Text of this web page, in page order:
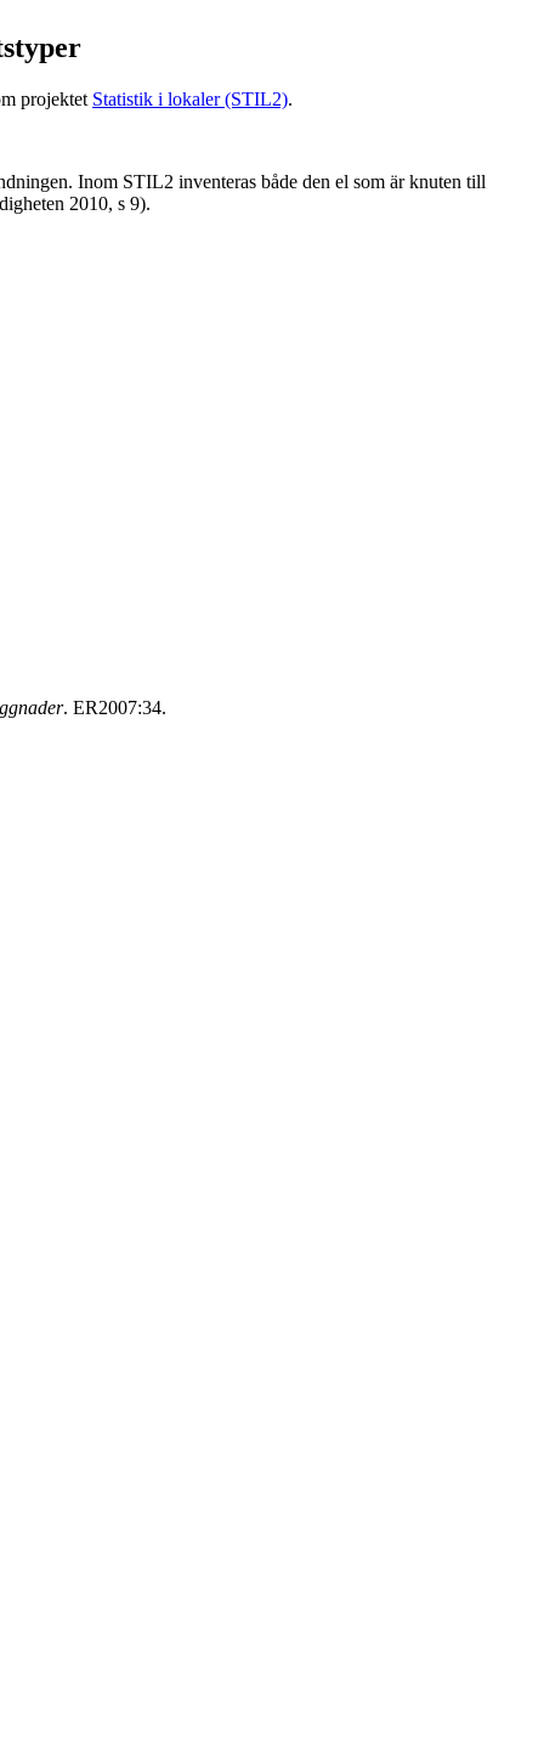
projektet Statistik i lokaler (STIL2).
Inom STIL2 inventeras både den el som är knuten till
2010, s 9).
. ER2007:34.